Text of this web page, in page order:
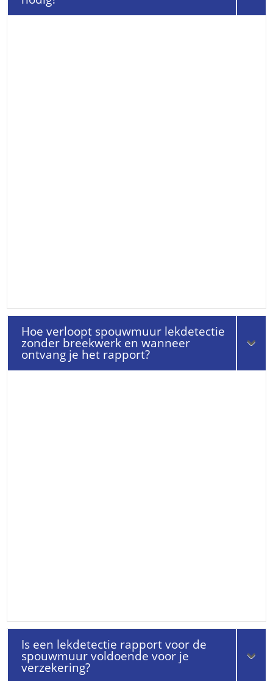
Hoe verloopt spouwmuur lekdetectie
zonder breekwerk en wanneer
ontvang je het rapport?
Is een lekdetectie rapport voor de
spouwmuur voldoende voor je
verzekering?